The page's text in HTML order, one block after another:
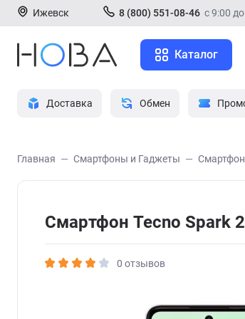
Ижевск 8 (800) 551-08-46 с 9:00
Каталог
Доставка Обмен
Главная Смартфоны и Гаджеты
Смартфон Tecno Spark
0 отзывов